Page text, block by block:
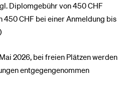
Diplomgebühr von 450 CHF
450 CHF bei einer Anmeldung bis
2026, bei freien Plätzen werden
entgegengenommen